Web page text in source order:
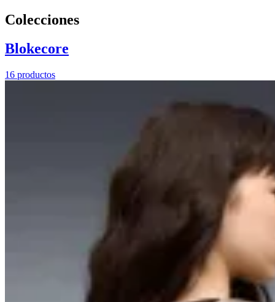
Colecciones
Blokecore
16 productos